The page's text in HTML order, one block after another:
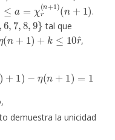
a= χ n 1)(n+ 1
.
7,8,9 }
tal que
n+ 1) +k≤10r ^
,
) 1 )−η n+1) =
demuestra la unicidad